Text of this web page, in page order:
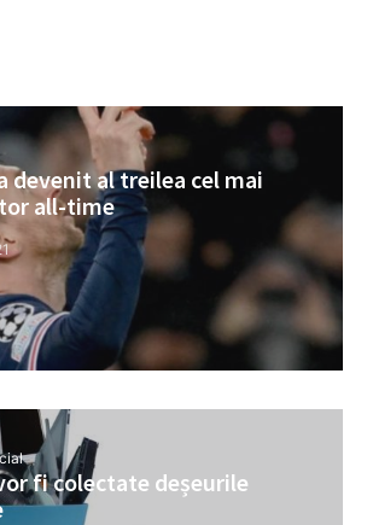
devenit al treilea cel mai
all-time
fi colectate deșeurile